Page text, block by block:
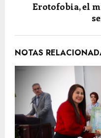
Erotofobia, el
NOTAS